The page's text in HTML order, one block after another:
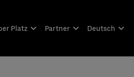
Platz Partner Deutsch